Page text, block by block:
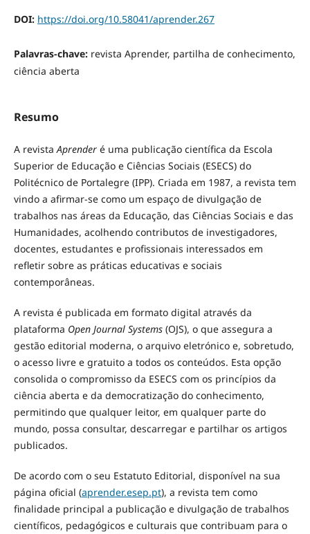
DOI: https://doi.org/10.58041/aprender.267
Palavras-chave: revista Aprender, partilha de conhecimento,
ciência aberta
Resumo
A revista Aprenderé uma publicação científica da Escola
Superior de Educação e Ciências Sociais (ESECS) do
Politécnico de Portalegre (IPP). Criada em 1987, a revista tem
vindo a afirmar-se como um espaço de divulgação de
trabalhos nas áreas da Educação, das Ciências Sociais e das
Humanidades, acolhendo contributos de investigadores,
docentes, estudantes e profissionais interessados em
refletir sobre as práticas educativas e sociais
contemporâneas.
A revista é publicada em formato digital através da
plataforma Open Journal Systems(OJS), o que assegura a
gestão editorial moderna, o arquivo eletrónico e, sobretudo,
o acesso livre e gratuito a todos os conteúdos. Esta opção
consolida o compromisso da ESECS com os princípios da
ciência aberta e da democratização do conhecimento,
permitindo que qualquer leitor, em qualquer parte do
mundo, possa consultar, descarregar e partilhar os artigos
publicados.
De acordo com o seu Estatuto Editorial, disponível na sua
página oficial (aprender.esep.pt), a revista tem como
finalidade principal a publicação e divulgação de trabalhos
científicos, pedagógicos e culturais que contribuam para o